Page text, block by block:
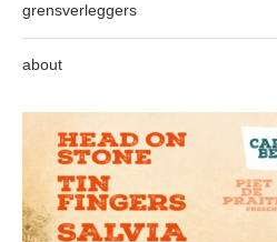
grensverleggers
about